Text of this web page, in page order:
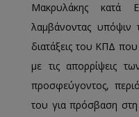
Μακρυλάκης κατά
λαμβάνοντας
διατάξεις του ΚΠΔ
με τις απορρίψεις
προσφεύγοντος,
του για πρόσβαση